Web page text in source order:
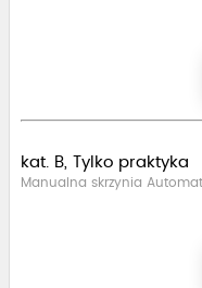
kat. B, Tylko praktyka
Manualna skrzynia